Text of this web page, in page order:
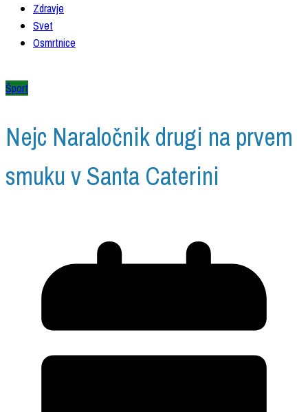
Zdravje
Svet
Osmrtnice
Šport
Nejc Naraločnik drugi na prvem
smuku v Santa Caterini